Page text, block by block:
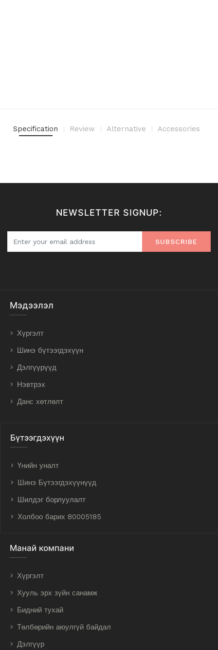
Specification Review Alternative Accessories
NEWSLETTER SIGNUP:
SUBSCRIBE
Мэдээлэл
Хүргэлт
Шинэ бүтээгдэхүүн
Дэлгүүрүүд
Нэвтрэх
Данс хөтлөлт
Бүтээгдэхүүн
Үнийн уналт
Шинэ Бүтээгдэхүүнүүд
Шилдэг борлуулалт
Холбоо барих 80005185
Манай компани
Хүргэлт
Хууль эрх зүйн санамж
Бидний тухай
Төлбөрийн аюулгүй байдал
Дэлгүүр